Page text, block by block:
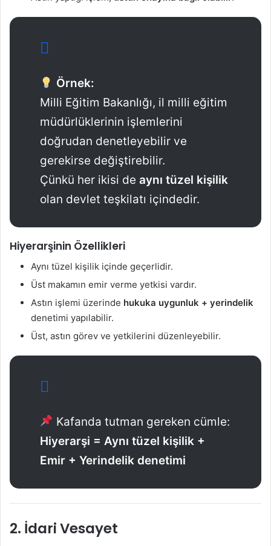
Örnek:
Milli Eğitim Bakanlığı, il milli eğitim
müdürlüklerinin işlemlerini
doğrudan denetleyebilir ve
gerekirse değiştirebilir.
Çünkü her ikisi de aynı tüzel kişilik
olan devlet teşkilatı içindedir.
Hiyerarşinin Özellikleri
Aynı tüzel kişilik içinde geçerlidir.
Üst makamın emir verme yetkisi vardır.
Astın işlemi üzerinde hukuka uygunluk + yerindelik
denetimi yapılabilir.
Üst, astın görev ve yetkilerini düzenleyebilir.
Kafanda tutman gereken cümle:
Hiyerarşi = Aynı tüzel kişilik +
Emir + Yerindelik denetimi
2. İdari Vesayet